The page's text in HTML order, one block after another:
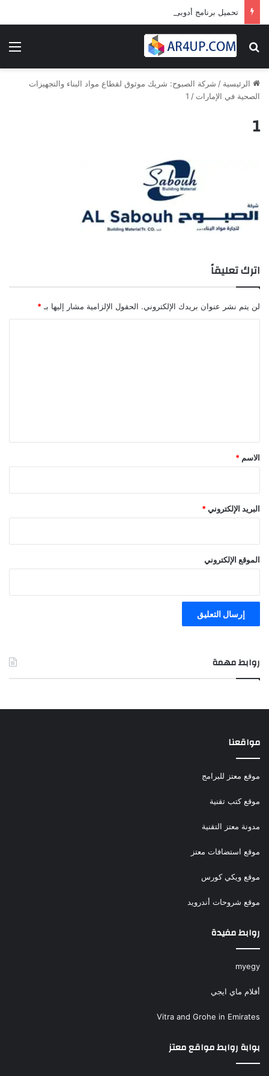
بحث عن
الرئيسية / شركة الصبوح: شريك موثوق لقطاع مواد البناء والتجهيزات
الصحية في الإمارات /
1
1
اترك تعليقاً
لن يتم نشر عنوان بريدك الإلكتروني. الحقول الإلزامية مشار إليها بـ *
*
الاسم *
البريد الإلكتروني*
الموقع الإلكتروني
روابط مهمة
مواقعنا
موقع معتز للبرامج
موقع كتب تقنية
مدونة معتز التقنية
موقع استضافات معتز
موقع ويكي كورس
موقع شروحات أندرويد
روابط مفيدة
myegy
أفلام ماي ايجي
Vitra and Grohe in Emirates
بوابة روابط مواقع معتز